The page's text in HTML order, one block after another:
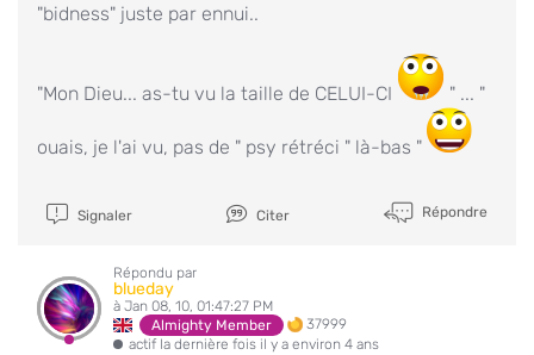
"bidness" juste par ennui..
"Mon Dieu... as-tu vu la taille de CELUI-CI " ... "
ouais, je l'ai vu, pas de " psy rétréci " là-bas "
Signaler Citer Répondre
Répondu par
blueday
à Jan 08, 10, 01:47:27 PM
Almighty Member
37999
actif la dernière fois il y a environ 4 ans